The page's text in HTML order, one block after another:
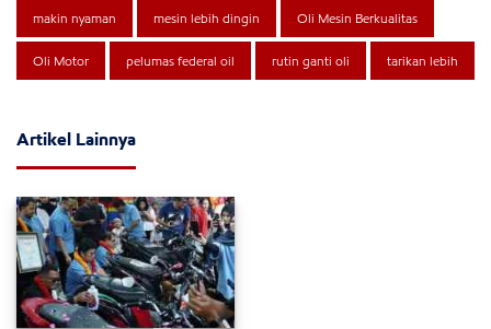
makin nyaman mesin lebih dingin Oli Mesin Berkualitas
Oli Motor pelumas federal oil rutin ganti oli tarikan lebih
Artikel Lainnya